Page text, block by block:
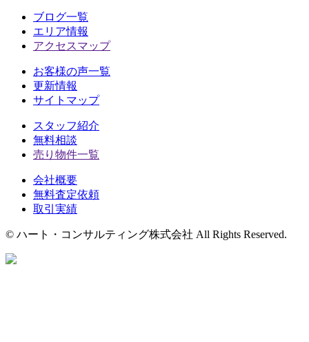
ブログ一覧
エリア情報
アクセスマップ
お客様の声一覧
更新情報
サイトマップ
スタッフ紹介
無料相談
売り物件一覧
会社概要
無料査定依頼
取引実績
© ハート・コンサルティング株式会社 All Rights Reserved.